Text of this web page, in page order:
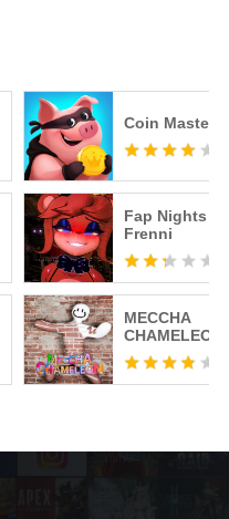
Coin Master
Fap Nights at
Frenni
MECCHA
CHAMELEON